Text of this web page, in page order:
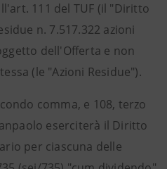
111 del TUF (il "Diritto
n. 7.517.322 azioni
dell'Offerta e non
(le "Azioni Residue").
comma, e 108, terzo
eserciterà il Diritto
per ciascuna delle